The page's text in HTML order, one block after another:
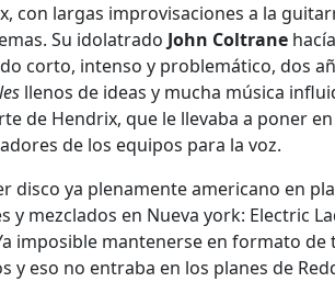
con largas improvisaciones a la
Su idolatrado John Coltrane
corto, intenso y problemático, dos
llenos de ideas y mucha música
de Hendrix, que le llevaba a poner
de los equipos para la voz.
disco ya plenamente americano en
y mezclados en Nueva york: Electric
imposible mantenerse en formato
y eso no entraba en los planes de